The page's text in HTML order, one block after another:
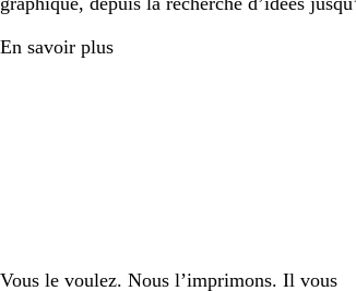
En savoir plus
Vous le voulez. Nous l’imprimons. Il vous